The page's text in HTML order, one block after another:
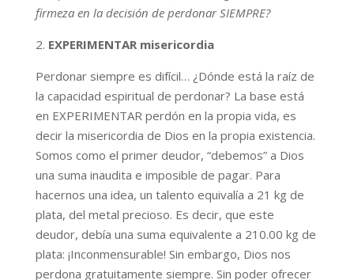
firmeza en la decisión de perdonar SIEMPRE?
2. EXPERIMENTAR misericordia
Perdonar siempre es difícil… ¿Dónde está la raíz de
la capacidad espiritual de perdonar? La base está
en EXPERIMENTAR perdón en la propia vida, es
decir la misericordia de Dios en la propia existencia.
Somos como el primer deudor, “debemos” a Dios
una suma inaudita e imposible de pagar. Para
hacernos una idea, un talento equivalía a 21 kg de
plata, del metal precioso. Es decir, que este
deudor, debía una suma equivalente a 210.00 kg de
plata: ¡Inconmensurable! Sin embargo, Dios nos
perdona gratuitamente siempre. Sin poder ofrecer